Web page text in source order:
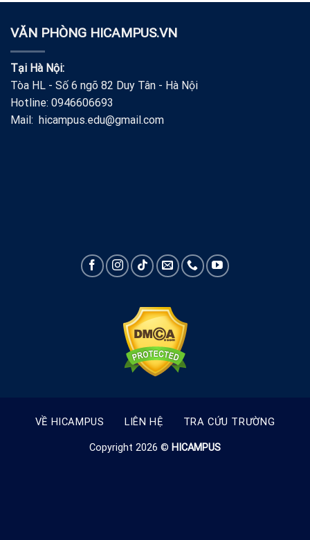
VĂN PHÒNG HICAMPUS.VN
Tại Hà Nội:
Tòa HL - Số 6 ngõ 82 Duy Tân - Hà Nội
Hotline: 0946606693
Mail: hicampus.edu@gmail.com
VỀ HICAMPUS LIÊN HỆ TRA CỨU TRƯỜNG
Copyright 2026 © HICAMPUS